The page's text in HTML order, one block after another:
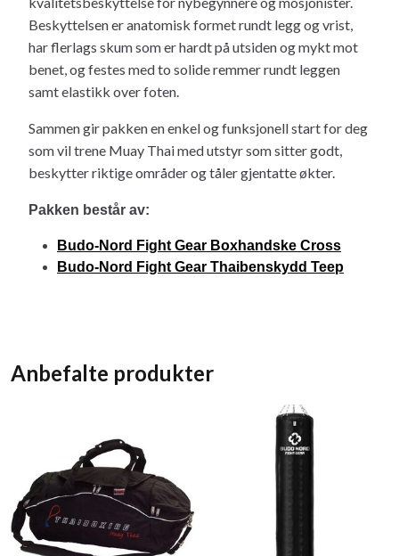
Beskyttelsen er anatomisk formet rundt legg og vrist,
har flerlags skum som er hardt på utsiden og mykt mot
benet, og festes med to solide remmer rundt leggen
samt elastikk over foten.
Sammen gir pakken en enkel og funksjonell start for deg
som vil trene Muay Thai med utstyr som sitter godt,
beskytter riktige områder og tåler gjentatte økter.
Pakken består av:
Budo-Nord Fight Gear Boxhandske Cross
Budo-Nord Fight Gear Thaibenskydd Teep
Anbefalte produkter